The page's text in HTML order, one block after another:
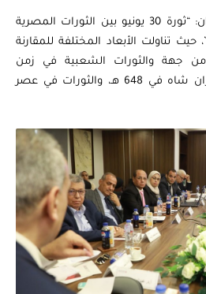
وحملت الجلسة الثانية عنوان: “ثورة 30 يونيو بين الثورات المصرية
تناولت الأبعاد المختلفة للمقارنة
30 يونيو 2013 من جهة والثورات الشعبية في زمن
الفاطميين، والثورة على توران شاه في 648 هـ، والثورات في عصر